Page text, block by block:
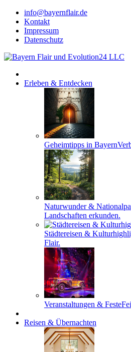
info@bayernflair.de
Kontakt
Impressum
Datenschutz
Erleben & Entdecken
Geheimtipps in Bayern
Naturwunder &
Landschaften erkunden.
Städtereisen &
Flair.
Veranstaltungen & Feste
Reisen & Übernachten